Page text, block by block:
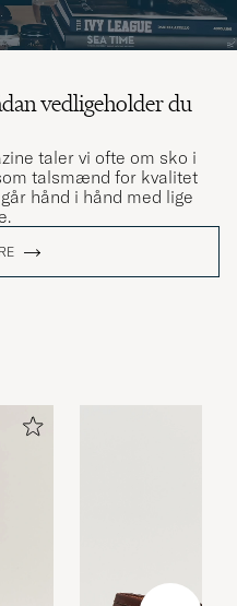
vedligeholder du
taler vi ofte om sko i
talsmænd for kvalitet
hånd i hånd med lige